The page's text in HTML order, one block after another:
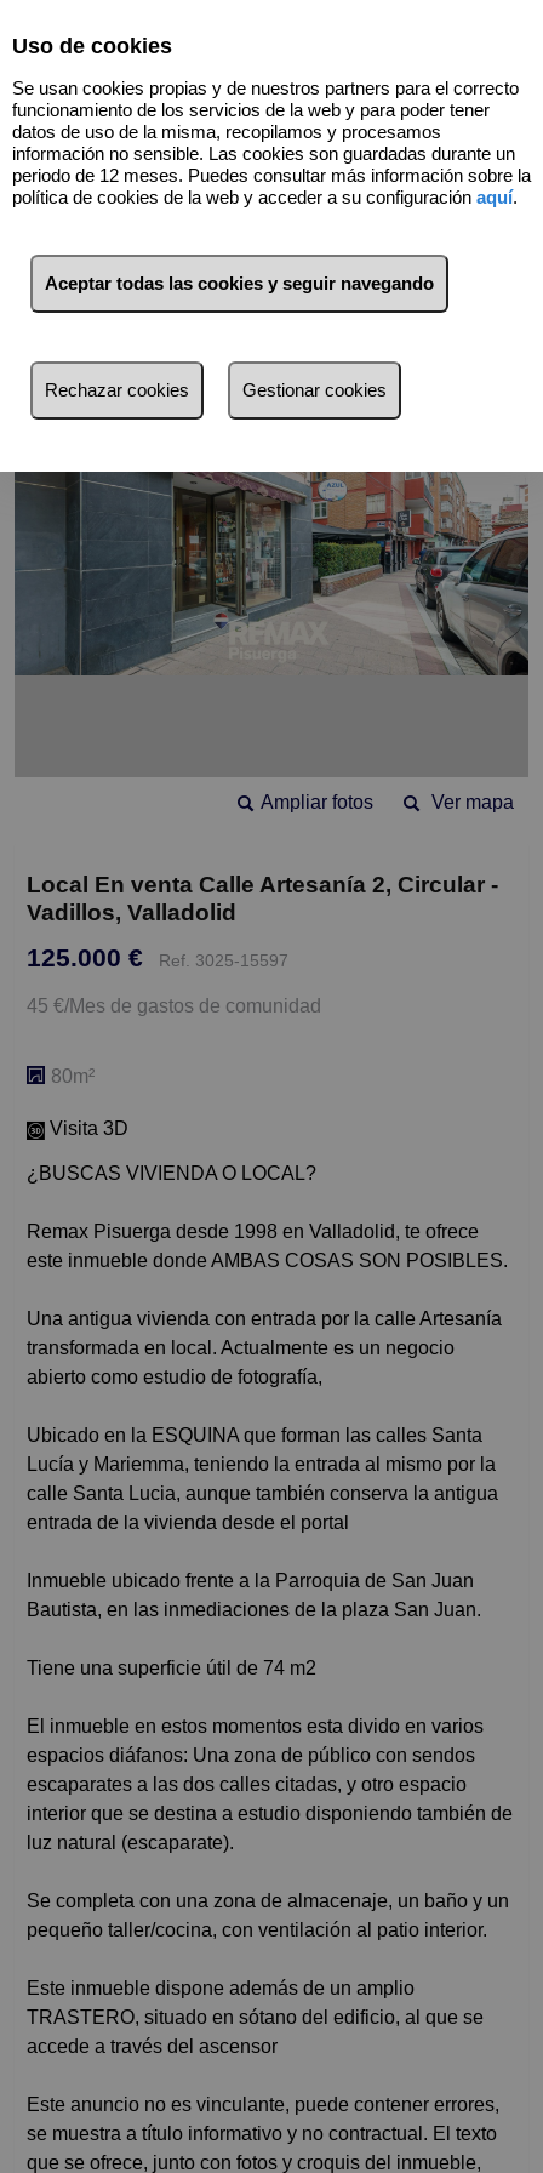
Volver
Ver mapa
Ampliar fotos
Local En venta Calle Artesanía 2, Circular -
Vadillos, Valladolid
125.000 € Ref. 3025-15597
45 €/Mes de gastos de comunidad
80m²
Visita 3D
¿BUSCAS VIVIENDA O LOCAL?
Remax Pisuerga desde 1998 en Valladolid, te ofrece
este inmueble donde AMBAS COSAS SON POSIBLES.
Una antigua vivienda con entrada por la calle Artesanía
transformada en local. Actualmente es un negocio
abierto como estudio de fotografía,
Ubicado en la ESQUINA que forman las calles Santa
Lucía y Mariemma, teniendo la entrada al mismo por la
calle Santa Lucia, aunque también conserva la antigua
entrada de la vivienda desde el portal
Inmueble ubicado frente a la Parroquia de San Juan
Bautista, en las inmediaciones de la plaza San Juan.
Tiene una superficie útil de 74 m2
El inmueble en estos momentos esta divido en varios
espacios diáfanos: Una zona de público con sendos
escaparates a las dos calles citadas, y otro espacio
interior que se destina a estudio disponiendo también de
luz natural (escaparate).
Se completa con una zona de almacenaje, un baño y un
pequeño taller/cocina, con ventilación al patio interior.
Este inmueble dispone además de un amplio
TRASTERO, situado en sótano del edificio, al que se
accede a través del ascensor
Este anuncio no es vinculante, puede contener errores,
se muestra a título informativo y no contractual. El texto
que se ofrece, junto con fotos y croquis del inmueble,
Uso de cookies
Se usan cookies propias y de nuestros partners para el correcto
funcionamiento de los servicios de la web y para poder tener
datos de uso de la misma, recopilamos y procesamos
información no sensible. Las cookies son guardadas durante un
periodo de 12 meses. Puedes consultar más información sobre la
política de cookies de la web y acceder a su configuración aquí.
Aceptar todas las cookies y seguir navegando
Rechazar cookies Gestionar cookies